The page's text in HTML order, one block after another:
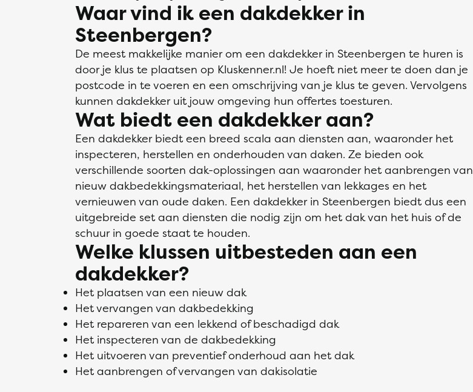
Waar vind ik een dakdekker in
Steenbergen?
De meest makkelijke manier om een dakdekker in Steenbergen te huren is
door je klus te plaatsen op Kluskenner.nl! Je hoeft niet meer te doen dan je
postcode in te voeren en een omschrijving van je klus te geven. Vervolgens
kunnen dakdekker uit jouw omgeving hun offertes toesturen.
Wat biedt een dakdekker aan?
Een dakdekker biedt een breed scala aan diensten aan, waaronder het
inspecteren, herstellen en onderhouden van daken. Ze bieden ook
verschillende soorten dak-oplossingen aan waaronder het aanbrengen van
nieuw dakbedekkingsmateriaal, het herstellen van lekkages en het
vernieuwen van oude daken. Een dakdekker in Steenbergen biedt dus een
uitgebreide set aan diensten die nodig zijn om het dak van het huis of de
schuur in goede staat te houden.
Welke klussen uitbesteden aan een
dakdekker?
Het plaatsen van een nieuw dak
Het vervangen van dakbedekking
Het repareren van een lekkend of beschadigd dak
Het inspecteren van de dakbedekking
Het uitvoeren van preventief onderhoud aan het dak
Het aanbrengen of vervangen van dakisolatie